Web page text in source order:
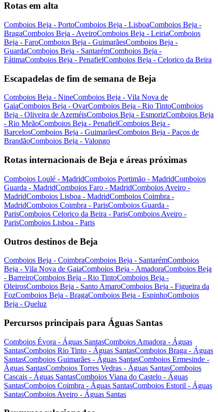
Rotas em alta
Comboios Beja - PortoComboios Beja - LisboaComboios Beja -
BragaComboios Beja - AveiroComboios Beja - LeiriaComboios
Beja - FaroComboios Beja - GuimarãesComboios Beja -
GuardaComboios Beja - SantarémComboios Beja -
FátimaComboios Beja - PenafielComboios Beja - Celorico da Beira
Escapadelas de fim de semana de Beja
Comboios Beja - NineComboios Beja - Vila Nova de
GaiaComboios Beja - OvarComboios Beja - Rio TintoComboios
Beja - Oliveira de AzeméisComboios Beja - EsmorizComboios Beja
- Rio MeãoComboios Beja - PenafielComboios Beja -
BarcelosComboios Beja - GuimarãesComboios Beja - Paços de
BrandãoComboios Beja - Valongo
Rotas internacionais de Beja e áreas próximas
Comboios Loulé - MadridComboios Portimão - MadridComboios
Guarda - MadridComboios Faro - MadridComboios Aveiro -
MadridComboios Lisboa - MadridComboios Coimbra -
MadridComboios Coimbra - ParisComboios Guarda -
ParisComboios Celorico da Beira - ParisComboios Aveiro -
ParisComboios Lisboa - Paris
Outros destinos de Beja
Comboios Beja - CoimbraComboios Beja - SantarémComboios
Beja - Vila Nova de GaiaComboios Beja - AmadoraComboios Beja
- BarreiroComboios Beja - Rio TintoComboios Beja -
OleirosComboios Beja - Santo AmaroComboios Beja - Figueira da
FozComboios Beja - BragaComboios Beja - EspinhoComboios
Beja - Queluz
Percursos principais para Águas Santas
Comboios Évora - Águas SantasComboios Amadora - Águas
SantasComboios Rio Tinto - Águas SantasComboios Braga - Águas
SantasComboios Guimarães - Águas SantasComboios Ermesinde -
Águas SantasComboios Torres Vedras - Águas SantasComboios
Cascais - Águas SantasComboios Viana do Castelo - Águas
SantasComboios Coimbra - Águas SantasComboios Estoril - Águas
SantasComboios Aveiro - Águas Santas